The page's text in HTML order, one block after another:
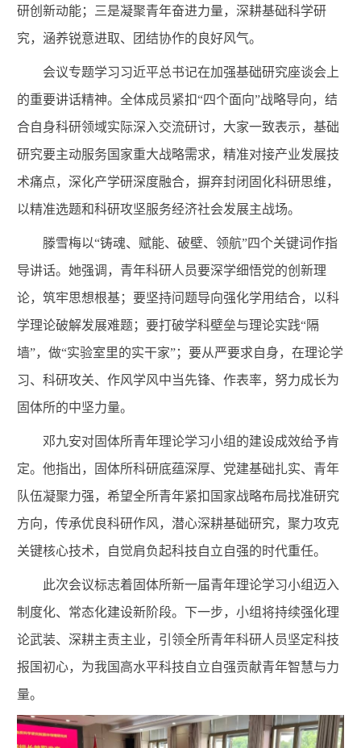
研创新动能；三是凝聚青年奋进力量，深耕基础科学研
究，涵养锐意进取、团结协作的良好风气。
会议专题学习习近平总书记在加强基础研究座谈会上
的重要讲话精神。全体成员紧扣“四个面向”战略导向，结
合自身科研领域实际深入交流研讨，大家一致表示，基础
研究要主动服务国家重大战略需求，精准对接产业发展技
术痛点，深化产学研深度融合，摒弃封闭固化科研思维，
以精准选题和科研攻坚服务经济社会发展主战场。
滕雪梅以“铸魂、赋能、破壁、领航”四个关键词作指
导讲话。她强调，青年科研人员要深学细悟党的创新理
论，筑牢思想根基；要坚持问题导向强化学用结合，以科
学理论破解发展难题；要打破学科壁垒与理论实践“隔
墙”，做“实验室里的实干家”；要从严要求自身，在理论学
习、科研攻关、作风学风中当先锋、作表率，努力成长为
固体所的中坚力量。
邓九安对固体所青年理论学习小组的建设成效给予肯
定。他指出，固体所科研底蕴深厚、党建基础扎实、青年
队伍凝聚力强，希望全所青年紧扣国家战略布局找准研究
方向，传承优良科研作风，潜心深耕基础研究，聚力攻克
关键核心技术，自觉肩负起科技自立自强的时代重任。
此次会议标志着固体所新一届青年理论学习小组迈入
制度化、常态化建设新阶段。下一步，小组将持续强化理
论武装、深耕主责主业，引领全所青年科研人员坚定科技
报国初心，为我国高水平科技自立自强贡献青年智慧与力
量。